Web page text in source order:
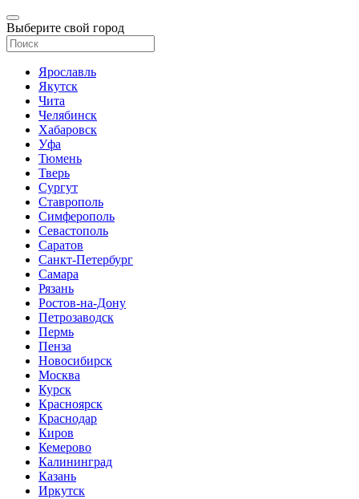
Выберите свой город
Ярославль
Якутск
Чита
Челябинск
Хабаровск
Уфа
Тюмень
Тверь
Сургут
Ставрополь
Симферополь
Севастополь
Саратов
Санкт-Петербург
Самара
Рязань
Ростов-на-Дону
Петрозаводск
Пермь
Пенза
Новосибирск
Москва
Курск
Красноярск
Краснодар
Киров
Кемерово
Калининград
Казань
Иркутск